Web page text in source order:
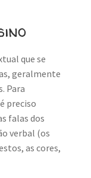
que se
geralmente
Para
preciso
falas dos
verbal (os
as cores,